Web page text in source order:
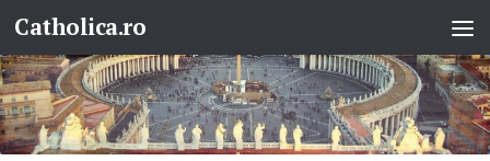
Skip to content
Catholica.ro